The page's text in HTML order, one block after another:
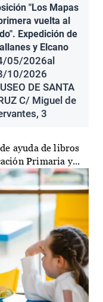
"Los Mapas
vuelta al
Expedición de
y Elcano
05/2026al
10/2026
DE SANTA
C/ Miguel de
3
ayuda de libros
Primaria y...